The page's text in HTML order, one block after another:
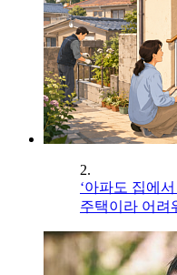
2.
‘아파도 집에
주택이라 어려